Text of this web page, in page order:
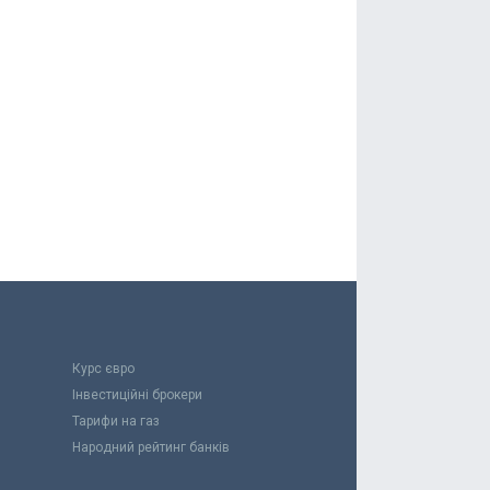
Курс євро
Інвестиційні брокери
Тарифи на газ
Народний рейтинг банків